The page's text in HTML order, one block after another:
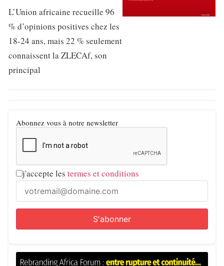
L’Union africaine recueille 96
% d’opinions positives chez les
18-24 ans, mais 22 % seulement
connaissent la ZLECAf, son
principal
Abonnez vous à notre newsletter
j'accepte les termes et conditions